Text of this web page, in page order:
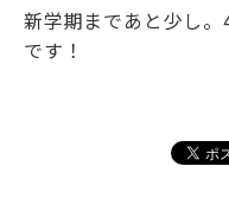
新学期まであと少し
です！